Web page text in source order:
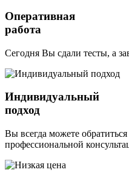
Оперативная
работа
Сегодня Вы сдали тесты, а
Индивидуальный
подход
Вы всегда можете
профессиональной